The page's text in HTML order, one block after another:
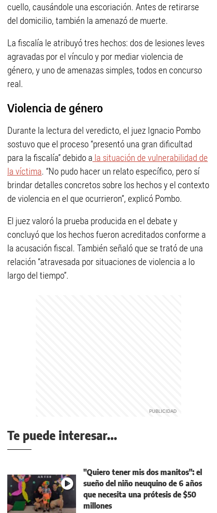
cuello, causándole una escoriación. Antes de retirarse
del domicilio, también la amenazó de muerte.
La fiscalía le atribuyó tres hechos: dos de lesiones leves
agravadas por el vínculo y por mediar violencia de
género, y uno de amenazas simples, todos en concurso
real.
Violencia de género
Durante la lectura del veredicto, el juez Ignacio Pombo
sostuvo que el proceso “presentó una gran dificultad
para la fiscalía” debido a la situación de vulnerabilidad de
la víctima. “No pudo hacer un relato específico, pero sí
brindar detalles concretos sobre los hechos y el contexto
de violencia en el que ocurrieron”, explicó Pombo.
El juez valoró la prueba producida en el debate y
concluyó que los hechos fueron acreditados conforme a
la acusación fiscal. También señaló que se trató de una
relación “atravesada por situaciones de violencia a lo
largo del tiempo”.
Te puede interesar...
"Quiero tener mis dos manitos": el
sueño del niño neuquino de 6 años
que necesita una prótesis de $50
millones